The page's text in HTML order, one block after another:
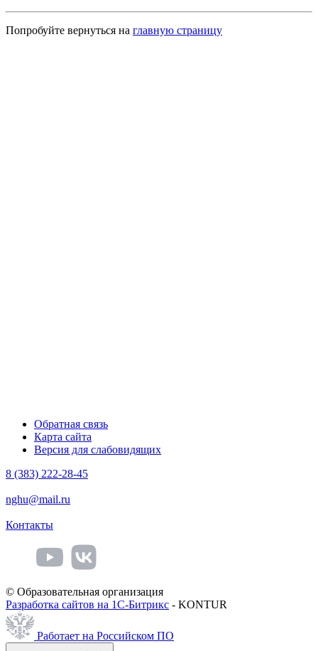
Попробуйте вернуться на главную страницу
Обратная связь
Карта сайта
Версия для слабовидящих
8 (383) 222-28-45
nghu@mail.ru
Контакты
© Образовательная организация
Разработка сайтов на 1С-Битрикс - KONTUR
Работает на Российском ПО